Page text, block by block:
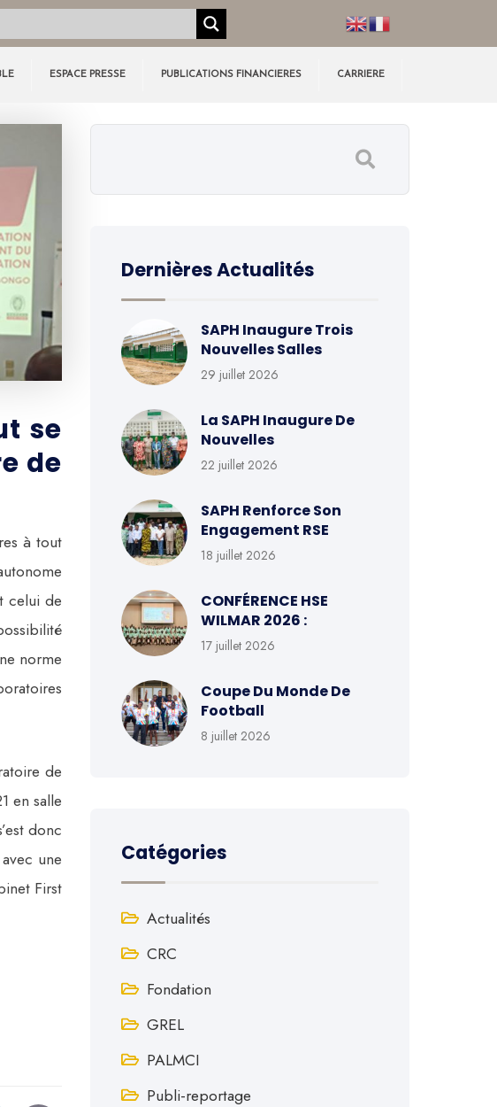
ESPACE PRESSE PUBLICATIONS FINANCIERES CARRIERE
se
de
à tout
celui de
norme
de
en salle
donc
une
First
Dernières Actualités
SAPH Inaugure Trois
Nouvelles Salles
29 juillet 2026
La SAPH Inaugure De
Nouvelles
22 juillet 2026
SAPH Renforce Son
Engagement RSE
18 juillet 2026
CONFÉRENCE HSE
WILMAR 2026 :
17 juillet 2026
Coupe Du Monde De
Football
8 juillet 2026
Catégories
Actualités
CRC
Fondation
GREL
PALMCI
Publi-reportage